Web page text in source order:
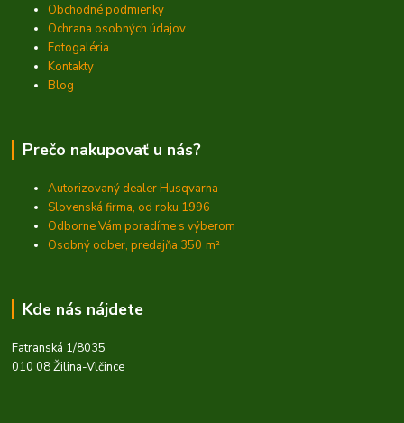
Obchodné podmienky
Ochrana osobných údajov
Fotogaléria
Kontakty
Blog
Prečo nakupovať u nás?
Autorizovaný dealer Husqvarna
Slovenská firma, od roku 1996
Odborne Vám poradíme s výberom
Osobný odber, predajňa 350 m²
Kde nás nájdete
Fatranská 1/8035
010 08 Žilina-Vlčince